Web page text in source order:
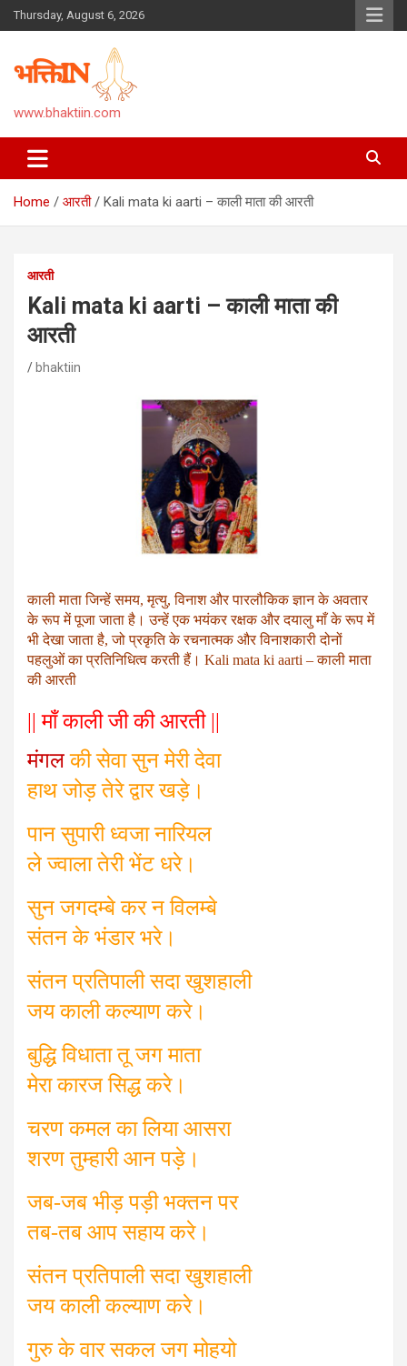
Skip
to
Thursday, August 6, 2026
www.bhaktiin.com
Home आरती Kali mata ki aarti – काली माता की आरती
आरती
Kali mata ki aarti – काली माता की
आरती
bhaktiin
काली माता जिन्हें समय, मृत्यु, विनाश और पारलौकिक ज्ञान के अवतार
के रूप में पूजा जाता है। उन्हें एक भयंकर रक्षक और दयालु माँ के रूप में
भी देखा जाता है, जो प्रकृति के रचनात्मक और विनाशकारी दोनों
पहलुओं का प्रतिनिधित्व करती हैं। Kali mata ki aarti – काली माता
की आरती
|| माँ काली जी की आरती ||
मंगलकी सेवा सुन मेरी देवा
हाथ जोड़ तेरे द्वार खड़े।
पान सुपारी ध्वजा नारियल
ले ज्वाला तेरी भेंट धरे।
सुन जगदम्बे कर न विलम्बे
संतन के भंडार भरे।
संतन प्रतिपाली सदा खुशहाली
जय काली कल्याण करे।
बुद्धि विधाता तू जग माता
मेरा कारज सिद्ध करे।
चरण कमल का लिया आसरा
शरण तुम्हारी आन पड़े।
जब-जब भीड़ पड़ी भक्तन पर
तब-तब आप सहाय करे।
संतन प्रतिपाली सदा खुशहाली
जय काली कल्याण करे।
गुरु के वार सकल जग मोहयो